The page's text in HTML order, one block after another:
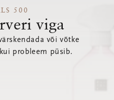
500
viga
või võtke
probleem püsib.